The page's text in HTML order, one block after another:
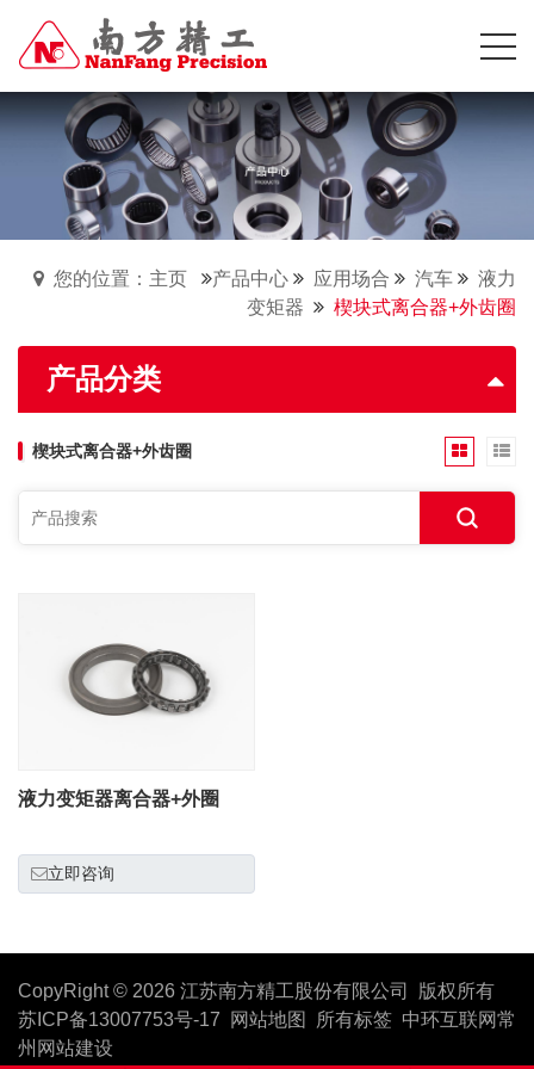
您的位置：主页 产品中心 应用场合 汽车
液力
变矩器
楔块式离合器+外齿圈
产品分类
楔块式离合器+外齿圈
液力变矩器离合器+外圈
立即咨询
CopyRight © 2026 江苏南方精工股份有限公司 版权所有
苏ICP备13007753号-17
网站地图 所有标签 中环互联网常
州网站建设